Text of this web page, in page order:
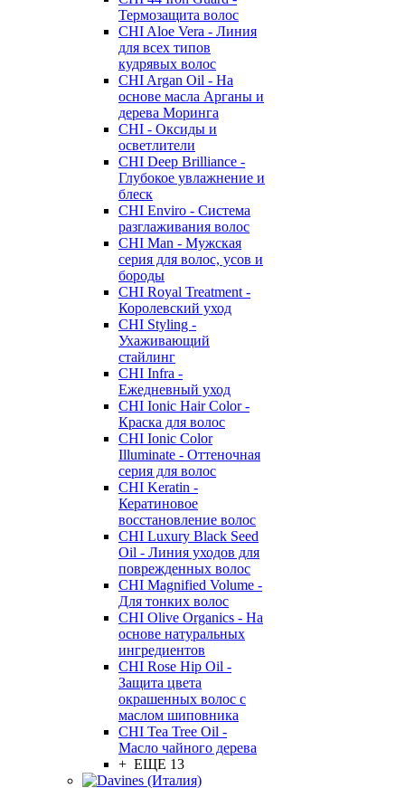
Термозащита волос
CHI Aloe Vera - Линия
для всех типов
кудрявых волос
CHI Argan Oil - На
основе масла Арганы и
дерева Моринга
CHI - Оксиды и
осветлители
CHI Deep Brilliance -
Глубокое увлажнение и
блеск
CHI Enviro - Система
разглаживания волос
CHI Man - Мужская
серия для волос, усов и
бороды
CHI Royal Treatment -
Королевский уход
CHI Styling -
Ухаживающий
стайлинг
CHI Infra -
Ежедневный уход
CHI Ionic Hair Color -
Краска для волос
CHI Ionic Color
Illuminate - Оттеночная
серия для волос
CHI Keratin -
Кератиновое
восстановление волос
CHI Luxury Black Seed
Oil - Линия уходов для
поврежденных волос
CHI Magnified Volume -
Для тонких волос
CHI Olive Organics - На
основе натуральных
ингредиентов
CHI Rose Hip Oil -
Защита цвета
окрашенных волос с
маслом шиповника
CHI Tea Tree Oil -
Масло чайного дерева
+ ЕЩЕ 13